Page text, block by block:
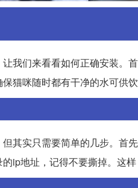
我们来看看如何正确安装。
猫咪随时都有干净的水可供
其实只需要简单的几步。首
ip地址，记得不要撕掉。这